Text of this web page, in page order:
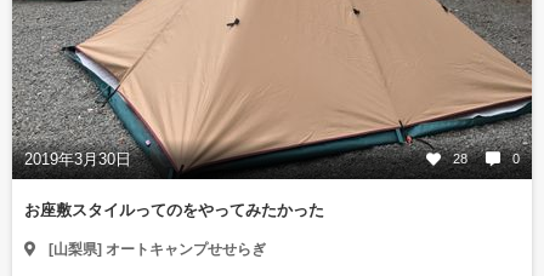
2019年3月30日 28 0
お座敷スタイルってのをやってみたかった
[山梨県] オートキャンプせせらぎ